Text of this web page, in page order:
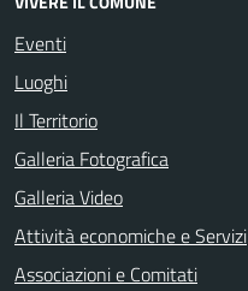
Eventi
Luoghi
Il Territorio
Galleria Fotografica
Galleria Video
Attività economiche e Servizi
Associazioni e Comitati